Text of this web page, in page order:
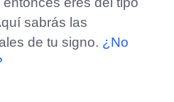
sabrás las
de tu signo. ¿No